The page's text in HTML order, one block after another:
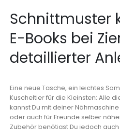
Schnittmuster
E-Books bei
detaillierter
Eine neue Tasche, ein leichtes
Kuscheltier für die Kleinsten: Alle
kannst Du mit deiner
oder auch für Freunde selber
Zubehör benötigst Du jedoch